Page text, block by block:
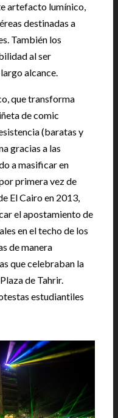
artefacto lumínico,
destinadas a
También los
al ser
alcance.
que transforma
de comic
(baratas y
gracias a las
a masificar en
primera vez de
El Cairo en 2013,
el apostamiento de
en el techo de los
de manera
que celebraban la
de Tahrir.
estudiantiles